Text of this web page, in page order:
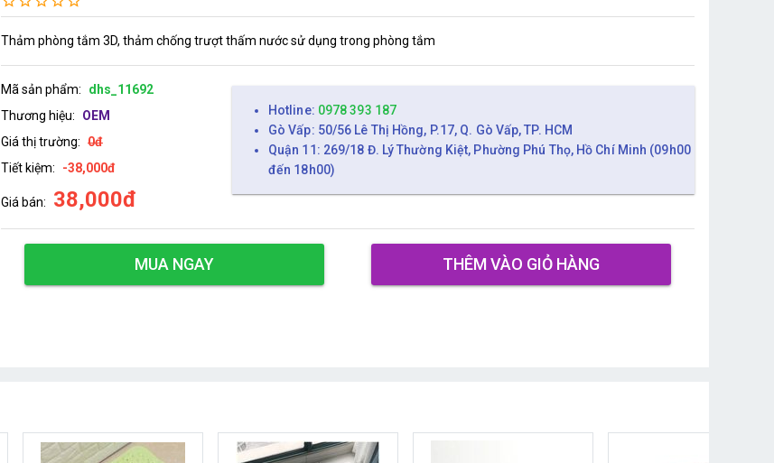
Thảm phòng tắm 3D, thảm chống trượt thấm nước sử dụng trong phòng tắm
Mã sản phẩm:
dhs_11692
Thương hiệu:
OEM
Giá thị trường: 0đ
Tiết kiệm:
-38,000đ
Giá bán: 38,000đ
Hotline: 0978 393 187
Gò Vấp: 50/56 Lê Thị Hồng, P.17, Q. Gò Vấp, TP. HCM
Quận 11: 269/18 Đ. Lý Thường Kiệt, Phường Phú Thọ, Hồ Chí Minh (09h00
đến 18h00)
MUA NGAY THÊM VÀO GIỎ HÀNG